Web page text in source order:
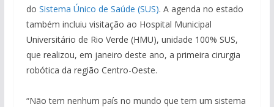
do Sistema Único de Saúde (SUS). A agenda no estado
também incluiu visitação ao Hospital Municipal
Universitário de Rio Verde (HMU), unidade 100% SUS,
que realizou, em janeiro deste ano, a primeira cirurgia
robótica da região Centro-Oeste.
“Não tem nenhum país no mundo que tem um sistema